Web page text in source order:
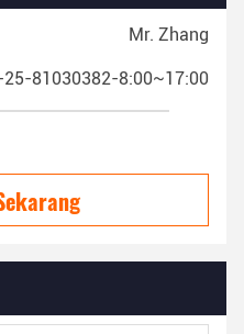
Mr. Zhang
81030382-8:00~17:00